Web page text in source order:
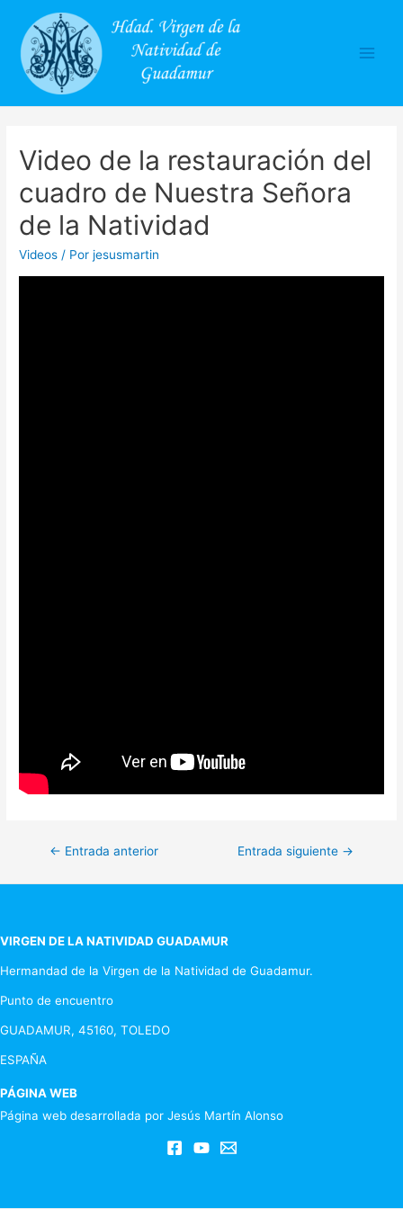
Video de la restauración del
cuadro de Nuestra Señora
de la Natividad
Videos / Porjesusmartin
Navegación
de
← Entrada anterior Entrada siguiente →
VIRGEN DE LA NATIVIDAD GUADAMUR
Hermandad de la Virgen de la Natividad de Guadamur.
Punto de encuentro
GUADAMUR, 45160, TOLEDO
ESPAÑA
PÁGINA WEB
Página web desarrollada por Jesús Martín Alonso